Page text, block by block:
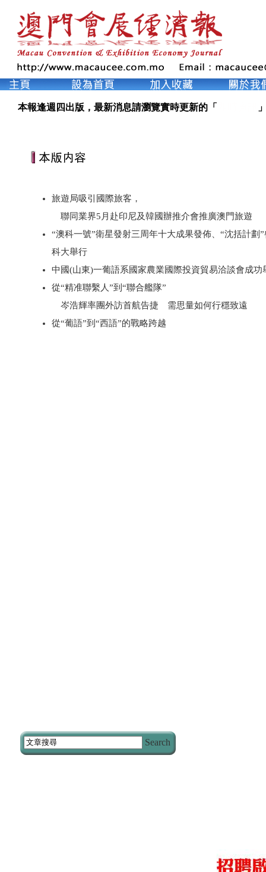
本報逢週四出版，最新消息請瀏覽實時更新的「
旅遊局吸引國際旅客，
聯同業界5月赴印尼及韓國辦推介會推廣澳門旅遊
“澳科一號”衛星發射三周年十大成果發佈、“沈括計劃
科大舉行
中國(山東)一葡語系國家農業國際投資貿易洽談會成功
從“精准聯繫人”到“聯合艦隊”
岑浩輝率團外訪首航告捷 需思量如何行穩致遠
從“葡語”到“西語”的戰略跨越
Search